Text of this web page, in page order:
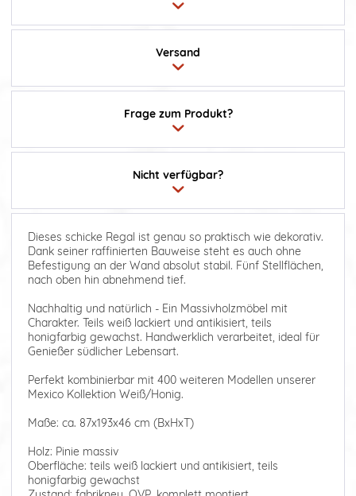
Frage zum Produkt?
Versand
Nicht verfügbar?
Dieses schicke Regal ist genau so praktisch wie dekorativ.
Dank seiner raffinierten Bauweise steht es auch ohne
Befestigung an der Wand absolut stabil. Fünf Stellflächen,
nach oben hin abnehmend tief.
Nachhaltig und natürlich - Ein Massivholzmöbel mit
Charakter. Teils weiß lackiert und antikisiert, teils
honigfarbig gewachst. Handwerklich verarbeitet, ideal für
Genießer südlicher Lebensart.
Perfekt kombinierbar mit 400 weiteren Modellen unserer
Mexico Kollektion Weiß/Honig.
Maße: ca. 87x193x46 cm (BxHxT)
Holz: Pinie massiv
Oberfläche: teils weiß lackiert und antikisiert, teils
honigfarbig gewachst